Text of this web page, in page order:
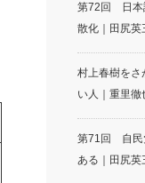
第72回 日本
散化｜田尻英
村上春樹を
い人｜重里徹
第71回 自民
ある｜田尻英